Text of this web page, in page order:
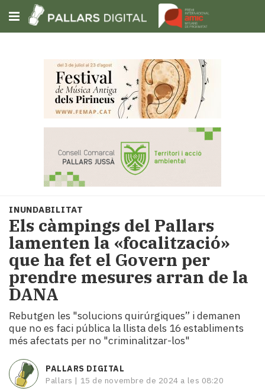
Subscriu-t'hi
Portada
Societat
Política
i
municipis
Economia
i
turisme
Cultura
Esports
Mai
tant!
TV
i
mitjans
INUNDABILITAT
Els càmpings del Pallars
lamenten la «focalització»
que ha fet el Govern per
prendre mesures arran de la
DANA
Rebutgen les "solucions quirúrgiques” i demanen
que no es faci pública la llista dels 16 establiments
més afectats per no "criminalitzar-los"
PALLARS DIGITAL
Pallars | 15 de novembre de 2024 a les 08:20